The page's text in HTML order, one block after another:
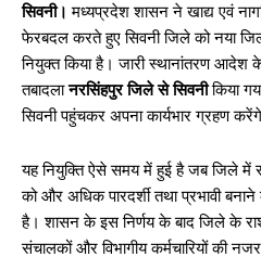
सिवनी। मध्यप्रदेश शासन ने खाद्य एवं
फेरबदल करते हुए सिवनी जिले को नया
नियुक्त किया है। जारी स्थानांतरण
तबादलानरसिंहपुर जिले से सिवनीकिया
सिवनी पहुंचकर अपना कार्यभार ग्रहण
यह नियुक्ति ऐसे समय में हुई है जब जिले में
को और अधिक पारदर्शी तथा प्रभावी
है। शासन के इस निर्णय के बाद जिले के
संचालकों और विभागीय कर्मचारियों की